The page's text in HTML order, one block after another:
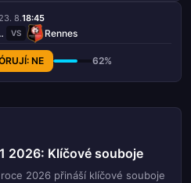
8.18:45
VS Rennes
NE 62%
2026: Klíčové souboje
2026 přináší klíčové souboje